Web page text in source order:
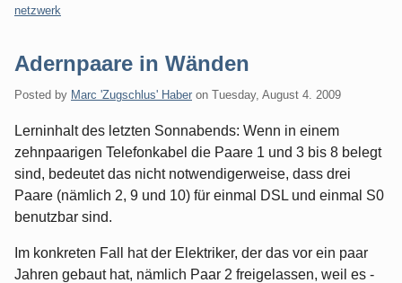
netzwerk
Adernpaare in Wänden
Posted by Marc 'Zugschlus' Haber on Tuesday, August 4. 2009
Lerninhalt des letzten Sonnabends: Wenn in einem
zehnpaarigen Telefonkabel die Paare 1 und 3 bis 8 belegt
sind, bedeutet das nicht notwendigerweise, dass drei
Paare (nämlich 2, 9 und 10) für einmal DSL und einmal S0
benutzbar sind.
Im konkreten Fall hat der Elektriker, der das vor ein paar
Jahren gebaut hat, nämlich Paar 2 freigelassen, weil es -